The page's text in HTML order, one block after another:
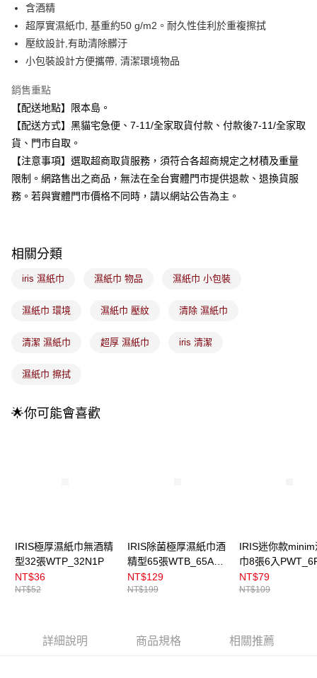
上海商業儲蓄銀行
國泰世華商業銀行
兆豐國際商業銀行
臺灣中小企業銀行
匯豐（台灣）商業銀行
聯邦商業銀行
遠東國際商業銀行
元大商業銀行
台新國際商業銀行
台灣樂天信用卡公司
LINE Pay
Apple Pay
街口支付
悠遊付
Google Pay
全盈+PAY
大哥付你分期
相關說明
【大哥付你分期使用說明】
成交易。
4.訂單成立30分鐘內，如未前往確認交易或遇審核未通過，訂單將自動取
【繳款方式說明】
醒簡訊。
1.本服務係由「台灣大哥大股份有限公司」（以下簡稱本公司）所提供，讓
用戶於交易時，得透過本服務購買商品或服務，並由商店將買賣／分期付款
運送方式
付款後全家取貨
每筆NT$100，滿NT$899(含以上)免運費
付款後7-11取貨
含酒精
超厚實濕紙巾, 基重約50 g/m2。耐久性佳利於重複擦拭
壓紋設計,有助清除髒汙
小包裝設計方便攜帶, 清潔環境物品
銷售重點
【配送地點】限本島。
【配送方式】黑貓宅急便、7-11/全家取貨付款、付款後7-11/全家取
貨、門市自取。
【注意事項】選取超商取貨服務，須符合各超商規定之材積及重量
限制。網路售出之商品，無法在全台實體門市提供退款、退換貨服
務。若與實體門市價格不同時，請以網站公告為主。
相關分類
iris 濕紙巾 濕紙巾 物品 濕紙巾 小包裝
濕紙巾 環境 濕紙巾 壓紋 清除 濕紙巾
清潔 濕紙巾 超厚 濕紙巾 iris 清潔
濕紙巾 擦拭
🌟你可能會喜歡
IRIS極厚濕紙巾無酒精
型32張WTP_32N1P
NT$36
NT$52
IRIS除菌極厚濕紙巾酒
精型65張WTB_65A瓶
裝
NT$129
NT$199
IRIS迷你款
巾8張6入
NT$79
NT$109
詳細說明 商品規格 相關推薦